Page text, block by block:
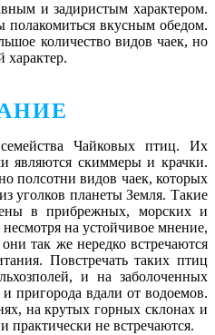
и задиристым характером.
вкусным обедом.
количество видов чаек, но
характер.
Чайковых птиц. Их
являются скиммеры и крачки.
полсотни видов чаек, которых
уголков планеты Земля. Такие
в прибрежных, морских и
на устойчивое мнение,
так же нередко встречаются
Повстречать таких птиц
и на заболоченных
пригорода вдали от водоемов.
на крутых горных склонах и
не встречаются.